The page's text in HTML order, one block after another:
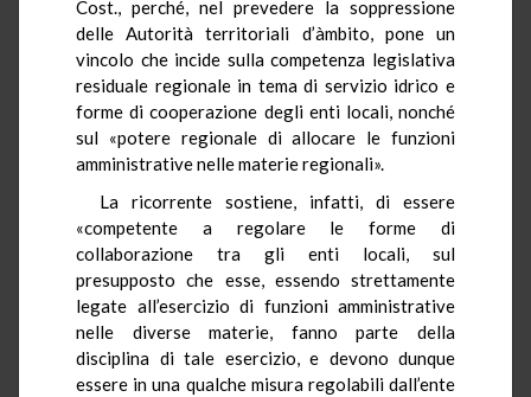
Cost., perché, nel prevedere la soppressione
delle Autorità territoriali d’àmbito, pone un
vincolo che incide sulla competenza legislativa
residuale regionale in tema di servizio idrico e
forme di cooperazione degli enti locali, nonché
sul «potere regionale di allocare le funzioni
amministrative nelle materie regionali».
La ricorrente sostiene, infatti, di essere
«competente a regolare le forme di
collaborazione tra gli enti locali, sul
presupposto che esse, essendo strettamente
legate all’esercizio di funzioni amministrative
nelle diverse materie, fanno parte della
disciplina di tale esercizio, e devono dunque
essere in una qualche misura regolabili dall’ente